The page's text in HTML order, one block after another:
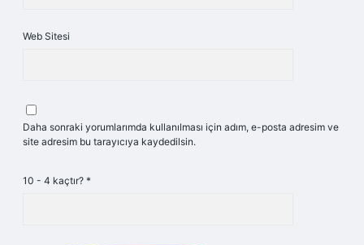
Web Sitesi
Daha sonraki yorumlarımda kullanılması için adım, e-posta adresim ve
site adresim bu tarayıcıya kaydedilsin.
10 - 4 kaçtır? *